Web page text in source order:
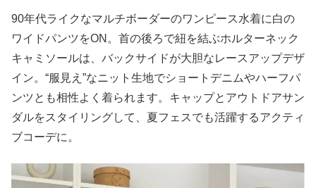
90年代ライクなマルチボーダーのワンピース水着に白の
ワイドパンツをON。首の後ろで紐を結ぶホルターネック
キャミソールは、バックサイドが大胆なレースアップデザ
イン。“服見え”なニット生地でショートデニムやハーフパ
ンツとも相性よく着られます。キャップとアウトドアサン
ダルをスタイリングして、夏フェスでも活躍するアクティ
ブコーデに。